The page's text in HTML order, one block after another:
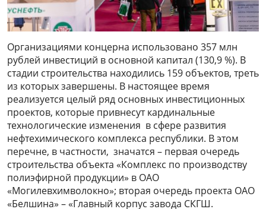
Организациями концерна использовано 357 млн
рублей инвестиций в основной капитал (130,9 %). В
стадии строительства находились 159 объектов, треть
из которых завершены. В настоящее время
реализуется целый ряд основных инвестиционных
проектов, которые привнесут кардинальные
технологические изменения в сфере развития
нефтехимического комплекса республики. В этом
перечне, в частности, значатся – первая очередь
строительства объекта «Комплекс по производству
полиэфирной продукции» в ОАО
«Могилевхимволокно»; вторая очередь проекта ОАО
«Белшина» – «Главный корпус завода СКГШ.